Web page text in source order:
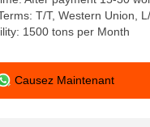
T/T, Western Union,
1500 tons per Month
Causez Maintenant